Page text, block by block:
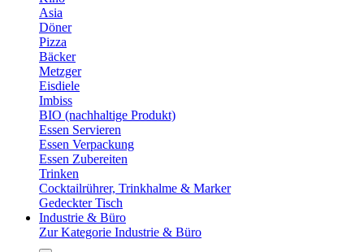
Asia
Döner
Pizza
Bäcker
Metzger
Eisdiele
Imbiss
BIO (nachhaltige Produkt)
Essen Servieren
Essen Verpackung
Essen Zubereiten
Trinken
Cocktailrührer, Trinkhalme & Marker
Gedeckter Tisch
Industrie & Büro
Zur Kategorie Industrie & Büro